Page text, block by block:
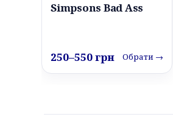
Simpsons Bad Ass
250–550 грн Обрати →